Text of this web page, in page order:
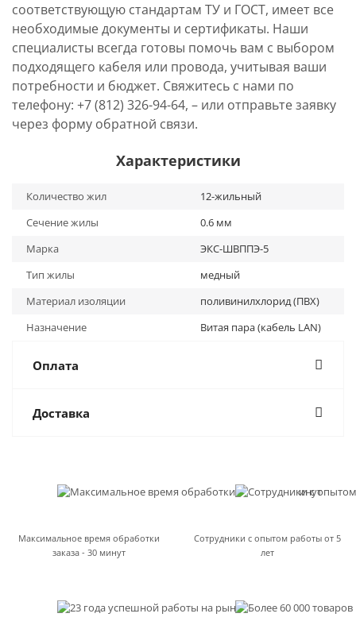
соответствующую стандартам ТУ и ГОСТ, имеет все
необходимые документы и сертификаты. Наши
специалисты всегда готовы помочь вам с выбором
подходящего кабеля или провода, учитывая ваши
потребности и бюджет. Свяжитесь с нами по
телефону: +7 (812) 326-94-64, – или отправьте заявку
через форму обратной связи.
Характеристики
Количество жил
12-жильный
Сечение жилы
0.6 мм
Марка
ЭКС-ШВППЭ-5
Тип жилы
медный
Материал изоляции
поливинилхлорид (ПВХ)
Назначение
Витая пара (кабель LAN)
Оплата
Доставка
Максимальное время обработки
заказа - 30 минут
Сотрудники с опытом работы от 5
лет